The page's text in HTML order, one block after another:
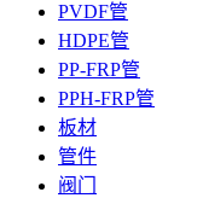
PVDF管
HDPE管
PP-FRP管
PPH-FRP管
板材
管件
阀门